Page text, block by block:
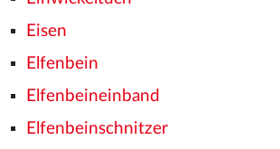
Eisen
Elfenbein
Elfenbeineinband
Elfenbeinschnitzer